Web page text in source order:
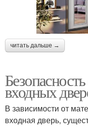
читать дальше →
входных
В зависимости от
входная дверь,